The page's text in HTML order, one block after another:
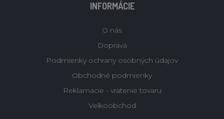
INFORMÁCIE
O nás
Doprava
Podmienky ochrany osobných údajov
Obchodné podmienky
Reklamacie - vratenie tovaru
Velkoobchod